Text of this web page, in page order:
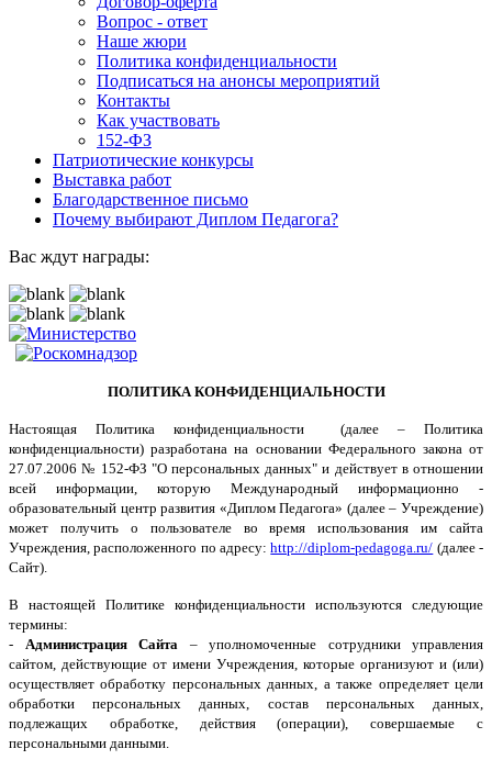
Вопрос - ответ
Наше жюри
Политика конфиденциальности
Подписаться на анонсы мероприятий
Контакты
Как участвовать
152-ФЗ
Патриотические конкурсы
Выставка работ
Благодарственное письмо
Почему выбирают Диплом Педагога?
Вас ждут награды:
ПОЛИТИКА КОНФИДЕНЦИАЛЬНОСТИ
Настоящая Политика конфиденциальности (далее – Политика
конфиденциальности) разработана на основании Федерального закона от
27.07.2006 № 152-ФЗ "О персональных данных" и действует в отношении
всей информации, которую Международный информационно -
образовательный центр развития «Диплом Педагога» (далее – Учреждение)
может получить о пользователе во время использования им сайта
Учреждения, расположенного по адресу:http://diplom-pedagoga.ru/ (далее -
Сайт).
В настоящей Политике конфиденциальности используются следующие
термины:
- Администрация Сайта – уполномоченные сотрудники управления
сайтом, действующие от имени Учреждения, которые организуют и (или)
осуществляет обработку персональных данных, а также определяет цели
обработки персональных данных, состав персональных данных,
подлежащих обработке, действия (операции), совершаемые с
персональными данными.